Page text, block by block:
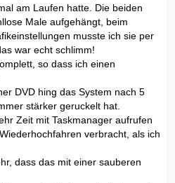
am Laufen hatte. Die beiden
Male aufgehängt, beim
musste ich sie per
war echt schlimm!
so dass ich einen
DVD hing das System nach 5
stärker geruckelt hat.
Zeit mit Taskmanager aufrufen
verbracht, als ich
dass das mit einer sauberen